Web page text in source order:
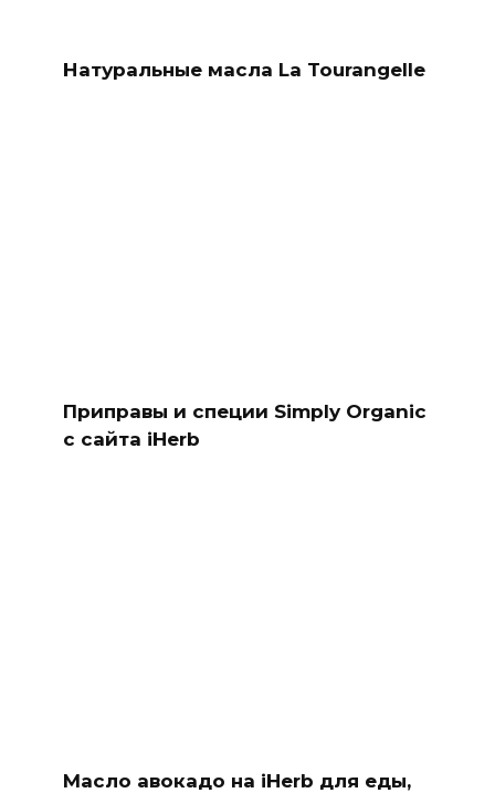
Натуральные масла La Tourangelle
Приправы и специи Simply Organic
с сайта iHerb
Масло авокадо на iHerb для еды,